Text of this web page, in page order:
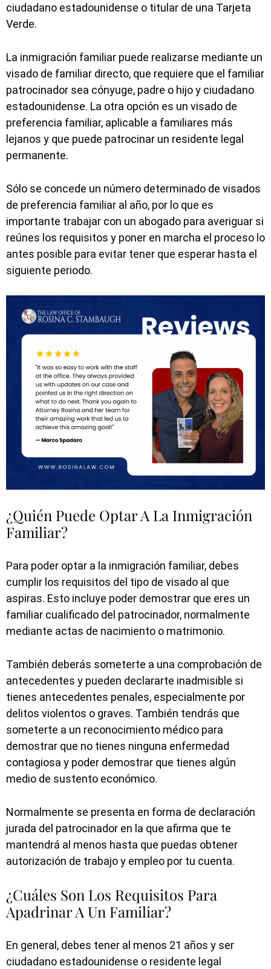
ciudadano estadounidense o titular de una Tarjeta
Verde.
La inmigración familiar puede realizarse mediante un
visado de familiar directo, que requiere que el familiar
patrocinador sea cónyuge, padre o hijo y ciudadano
estadounidense. La otra opción es un visado de
preferencia familiar, aplicable a familiares más
lejanos y que puede patrocinar un residente legal
permanente.
Sólo se concede un número determinado de visados
de preferencia familiar al año, por lo que es
importante trabajar con un abogado para averiguar si
reúnes los requisitos y poner en marcha el proceso lo
antes posible para evitar tener que esperar hasta el
siguiente periodo.
¿Quién Puede Optar A La Inmigración
Familiar?
Para poder optar a la inmigración familiar, debes
cumplir los requisitos del tipo de visado al que
aspiras. Esto incluye poder demostrar que eres un
familiar cualificado del patrocinador, normalmente
mediante actas de nacimiento o matrimonio.
También deberás someterte a una comprobación de
antecedentes y pueden declararte inadmisible si
tienes antecedentes penales, especialmente por
delitos violentos o graves. También tendrás que
someterte a un reconocimiento médico para
demostrar que no tienes ninguna enfermedad
contagiosa y poder demostrar que tienes algún
medio de sustento económico.
Normalmente se presenta en forma de declaración
jurada del patrocinador en la que afirma que te
mantendrá al menos hasta que puedas obtener
autorización de trabajo y empleo por tu cuenta.
¿Cuáles Son Los Requisitos Para
Apadrinar A Un Familiar?
En general, debes tener al menos 21 años y ser
ciudadano estadounidense o residente legal